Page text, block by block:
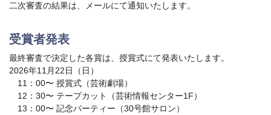
二次審査の結果は、メールにて通知いたします。
受賞者発表
最終審査で決定した各賞は、授賞式にて発表いたします。
2026年11月22日（日）
11：00〜 授賞式（芸術劇場）
12：30〜 テープカット（芸術情報センター1F）
13：00〜 記念パーティー（30号館サロン）